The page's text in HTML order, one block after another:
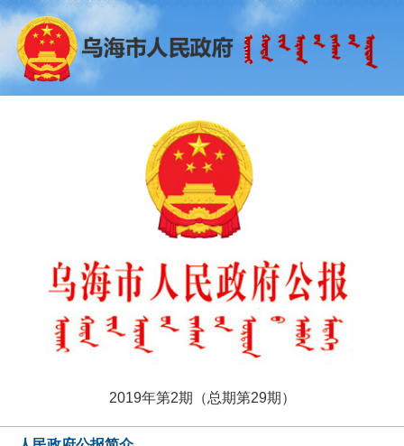
2019年第2期（总期第29期）